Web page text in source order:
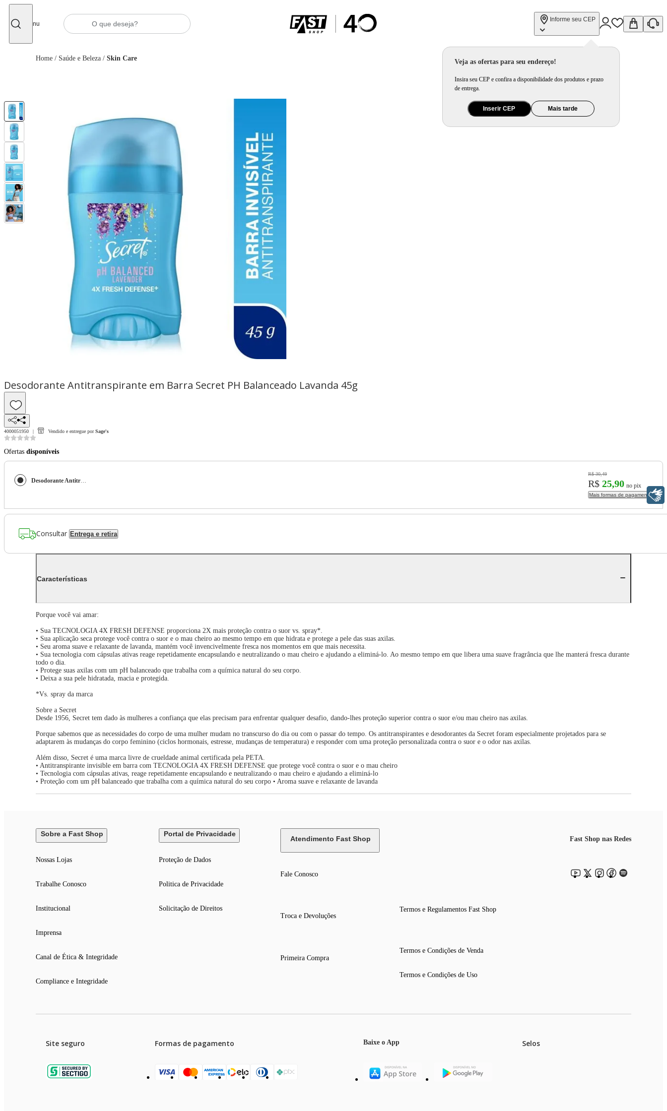
Menu
Informe seu CEP
Veja as ofertas para seu endereço!
Insira seu CEP e confira a disponibilidade dos produtos e prazo
de entrega.
Inserir CEP Mais tarde
Home / Saúde e Beleza / Skin Care
Desodorante Antitranspirante em Barra Secret PH Balanceado Lavanda 45g
4000051950 Vendido e entregue por Sage's
Ofertas disponíveis
Desodorante Antitranspirante em Barra Secret PH Balanceado Lavanda 45g
R$ 30,49
R$ 25,90 no pix
Mais formas de pagamento
Consultar Entrega e retira
Características
Porque você vai amar:
• Sua TECNOLOGIA 4X FRESH DEFENSE proporciona 2X mais proteção contra o suor vs. spray*.
• Sua aplicação seca protege você contra o suor e o mau cheiro ao mesmo tempo em que hidrata e protege a pele das suas axilas.
• Seu aroma suave e relaxante de lavanda, mantém você invencivelmente fresca nos momentos em que mais necessita.
• Sua tecnologia com cápsulas ativas reage repetidamente encapsulando e neutralizando o mau cheiro e ajudando a eliminá-lo. Ao mesmo tempo em que libera uma suave fragrância que lhe manterá fresca durante
todo o dia.
• Protege suas axilas com um pH balanceado que trabalha com a química natural do seu corpo.
• Deixa a sua pele hidratada, macia e protegida.
*Vs. spray da marca
Sobre a Secret
Desde 1956, Secret tem dado às mulheres a confiança que elas precisam para enfrentar qualquer desafio, dando-lhes proteção superior contra o suor e/ou mau cheiro nas axilas.
Porque sabemos que as necessidades do corpo de uma mulher mudam no transcurso do dia ou com o passar do tempo. Os antitranspirantes e desodorantes da Secret foram especialmente projetados para se
adaptarem às mudanças do corpo feminino (ciclos hormonais, estresse, mudanças de temperatura) e responder com uma proteção personalizada contra o suor e o odor nas axilas.
Além disso, Secret é uma marca livre de crueldade animal certificada pela PETA.
• Antitranspirante invisible em barra com TECNOLOGIA 4X FRESH DEFENSE que protege você contra o suor e o mau cheiro
• Tecnologia com cápsulas ativas, reage repetidamente encapsulando e neutralizando o mau cheiro e ajudando a eliminá-lo
• Proteção com um pH balanceado que trabalha com a química natural do seu corpo • Aroma suave e relaxante de lavanda
Sobre a Fast Shop
Nossas Lojas
Trabalhe Conosco
Institucional
Imprensa
Canal de Ética & Integridade
Compliance e Integridade
Portal de Privacidade
Proteção de Dados
Politica de Privacidade
Solicitação de Direitos
Atendimento Fast Shop
Fale Conosco
Troca e Devoluções
Primeira Compra
Termos e Regulamentos Fast Shop
Termos e Condições de Venda
Termos e Condições de Uso
Fast Shop nas Redes
Site seguro Formas de pagamento Baixe o App Selos
Libras